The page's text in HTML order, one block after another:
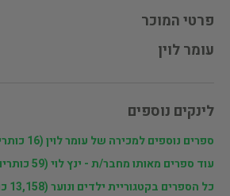
פרטי המוכר
עומר לוין
לינקים נוספים
ספרים נוספים למכירה של עומר לוין (16 כותרים)
עוד ספרים מאותו מחבר/ת - ינץ לוי (59 כותרים)
כל הספרים בקטגוריית ילדים ונוער (13,158 כותרים)